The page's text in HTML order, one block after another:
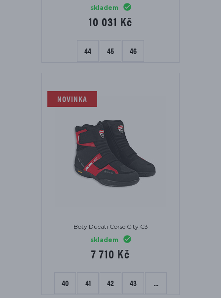
skladem
10 031 Kč
44 45 46
NOVINKA
Boty Ducati Corse City C3
skladem
7 710 Kč
40 41 42 43 ...